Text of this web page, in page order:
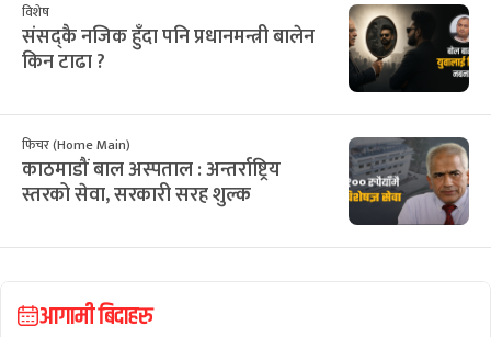
विशेष
संसद्कै नजिक हुँदा पनि प्रधानमन्त्री बालेन
किन टाढा ?
फिचर (Home Main)
काठमाडौं बाल अस्पताल : अन्तर्राष्ट्रिय
स्तरको सेवा, सरकारी सरह शुल्क
आगामी बिदाहरु